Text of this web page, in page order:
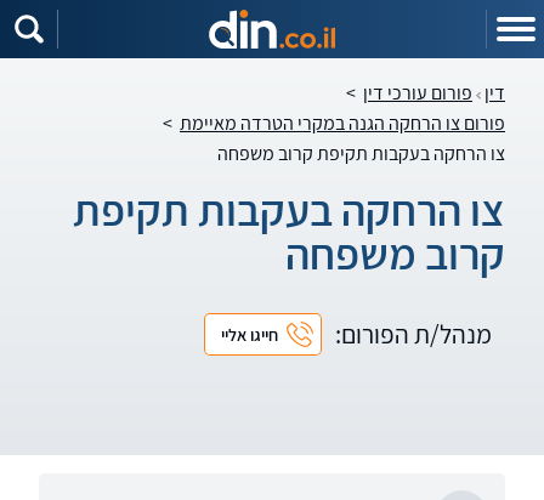
דין פורום עורכי דין >
פורום צו הרחקה הגנה במקרי הטרדה מאיימת >
צו הרחקה בעקבות תקיפת קרוב משפחה
צו הרחקה בעקבות תקיפת
קרוב משפחה
מנהל/ת הפורום: חייגו אליי